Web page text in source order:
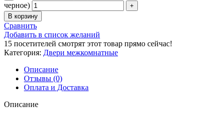
черное)
В корзину
Сравнить
Добавить в список желаний
15 посетителей смотрят этот товар прямо сейчас!
Категория: Двери межкомнатные
Описание
Отзывы (0)
Оплата и Доставка
Описание